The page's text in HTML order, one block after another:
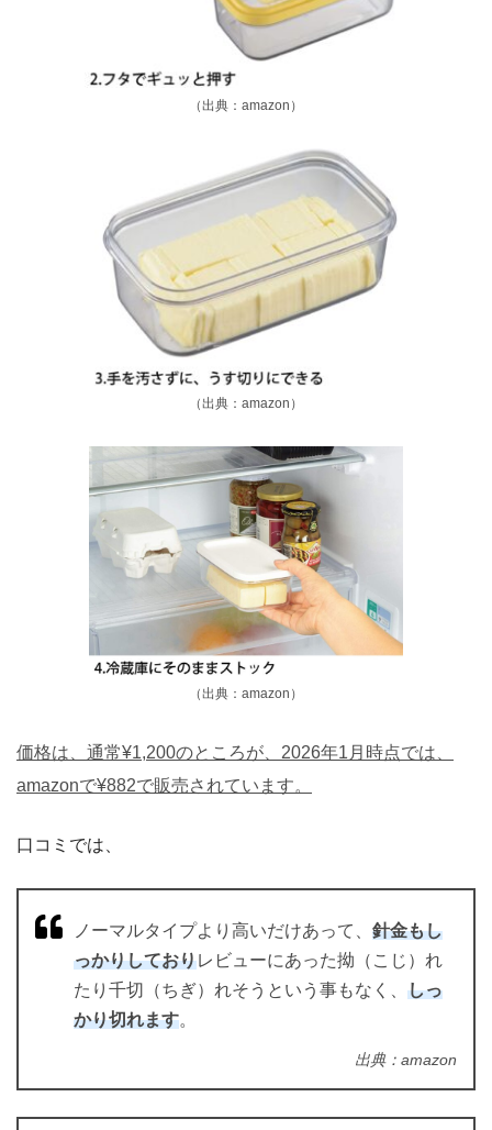
（出典：amazon）
（出典：amazon）
（出典：amazon）
価格は、通常¥1,200のところが、2026年1月時点では、
amazonで¥882で販売されています。
口コミでは、
ノーマルタイプより高いだけあって、 針金もし
っかりしておりレビューにあった拗（こじ）れ
たり千切（ちぎ）れそうという事もなく、 しっ
かり切れます。
出典：amazon